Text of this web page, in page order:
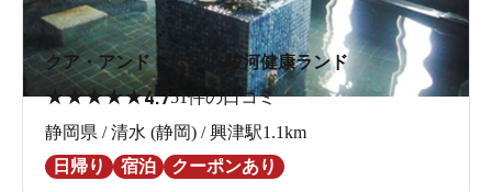
クア・アンド・ホテル 駿河健康ランド
★★★★★4.751件の口コミ
静岡県 / 清水 (静岡) / 興津駅1.1km
日帰り
宿泊 クーポンあり